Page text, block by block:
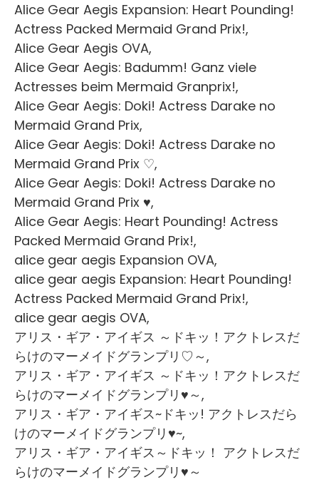
Alice Gear Aegis Expansion: Heart Pounding!
Actress Packed Mermaid Grand Prix!,
Alice Gear Aegis OVA,
Alice Gear Aegis: Badumm! Ganz viele
Actresses beim Mermaid Granprix!,
Alice Gear Aegis: Doki! Actress Darake no
Mermaid Grand Prix,
Alice Gear Aegis: Doki! Actress Darake no
Mermaid Grand Prix ♡,
Alice Gear Aegis: Doki! Actress Darake no
Mermaid Grand Prix ♥,
Alice Gear Aegis: Heart Pounding! Actress
Packed Mermaid Grand Prix!,
alice gear aegis Expansion OVA,
alice gear aegis Expansion: Heart Pounding!
Actress Packed Mermaid Grand Prix!,
alice gear aegis OVA,
アリス・ギア・アイギス ～ドキッ！アクトレスだ
らけのマーメイドグランプリ♡～,
アリス・ギア・アイギス ～ドキッ！アクトレスだ
らけのマーメイドグランプリ♥～,
アリス・ギア・アイギス~ドキッ! アクトレスだら
けのマーメイドグランプリ♥~,
アリス・ギア・アイギス～ドキッ！ アクトレスだ
らけのマーメイドグランプリ♥～